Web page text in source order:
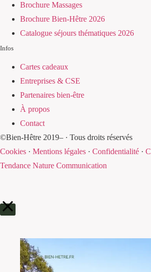
Brochure Massages
Brochure Bien-Hêtre 2026
Catalogue séjours thématiques 2026
Infos
Cartes cadeaux
Entreprises & CSE
Partenaires bien-être
À propos
Contact
©Bien-Hêtre 2019– · Tous droits réservés
Cookies · Mentions légales · Confidentialité ·
Tendance Nature Communication